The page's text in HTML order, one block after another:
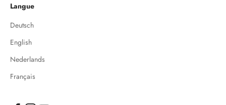
Langue
Deutsch
English
Nederlands
Français